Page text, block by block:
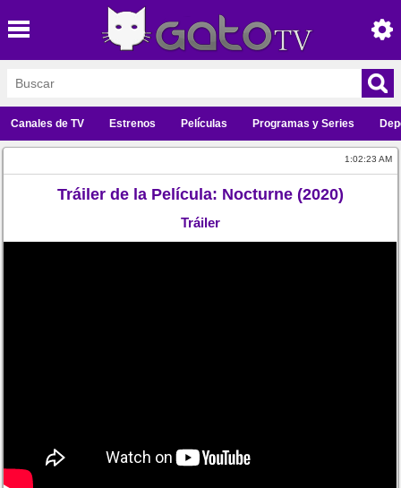
Canales de TV Estrenos Películas Programas y Series
1:02:23 AM
Tráiler de la Película: Nocturne (2020)
Tráiler